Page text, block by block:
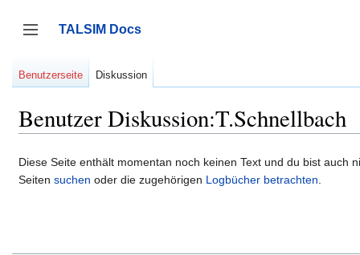
springen
Seitenleiste umschalten
TALSIM Docs
Benutzerseite Diskussion
Benutzer Diskussion:T.Schnellbach
Diese Seite enthält momentan noch keinen Text und du bist auch
Seiten suchen oder die zugehörigen Logbücher betrachten